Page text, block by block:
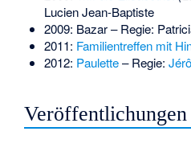
Lucien Jean-Baptiste
2009: Bazar – Regie:
2011: Familientreffen mit
2012: Paulette– Regie:
Veröffentlichungen